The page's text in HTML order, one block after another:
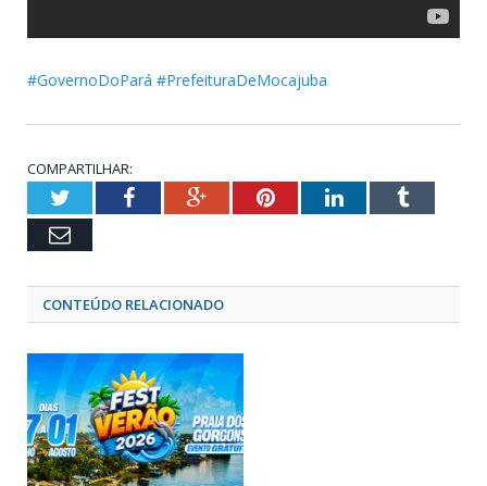
#GovernoDoPará #PrefeituraDeMocajuba
COMPARTILHAR:
TwitterFacebookGoogle+PinterestLinkedInTumblr
Email
CONTEÚDO RELACIONADO